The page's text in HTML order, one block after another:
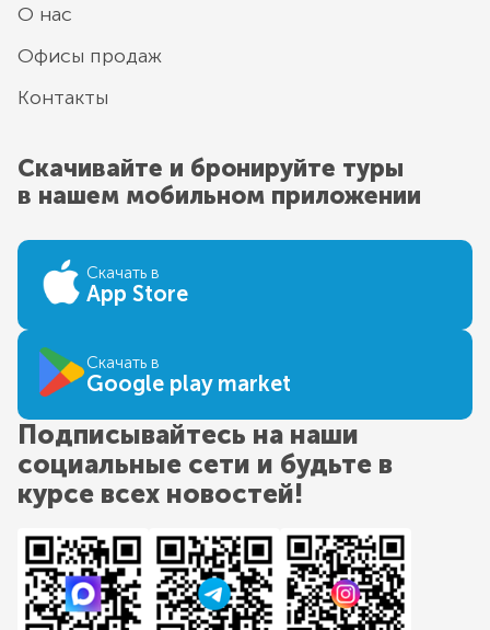
О нас
Офисы продаж
Контакты
Скачивайте и бронируйте туры
в нашем мобильном приложении
Скачать в
App Store
Скачать в
Google play market
Подписывайтесь на наши
социальные сети и будьте в
курсе всех новостей!